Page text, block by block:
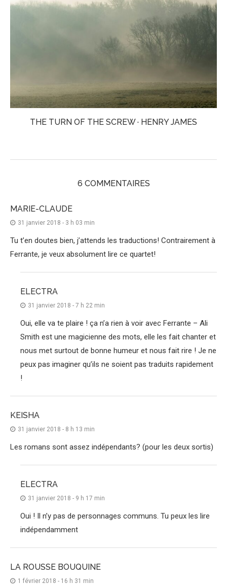
THE TURN OF THE SCREW · HENRY JAMES
6 COMMENTAIRES
MARIE-CLAUDE
31 janvier 2018 - 3 h 03 min
Tu t’en doutes bien, j’attends les traductions! Contrairement à
Ferrante, je veux absolument lire ce quartet!
ELECTRA
31 janvier 2018 - 7 h 22 min
Oui, elle va te plaire ! ça n’a rien à voir avec Ferrante – Ali
Smith est une magicienne des mots, elle les fait chanter et
nous met surtout de bonne humeur et nous fait rire ! Je ne
peux pas imaginer qu’ils ne soient pas traduits rapidement
!
KEISHA
31 janvier 2018 - 8 h 13 min
Les romans sont assez indépendants? (pour les deux sortis)
ELECTRA
31 janvier 2018 - 9 h 17 min
Oui ! Il n’y pas de personnages communs. Tu peux les lire
indépendamment
LA ROUSSE BOUQUINE
1 février 2018 - 16 h 31 min